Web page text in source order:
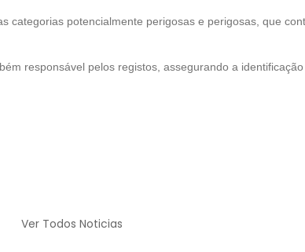
categorias potencialmente perigosas e perigosas, que
responsável pelos registos, assegurando a identificação
Ver Todos Noticias